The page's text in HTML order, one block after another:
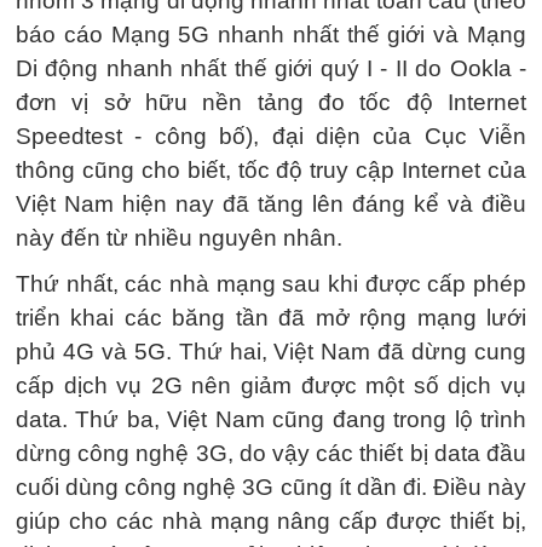
báo cáo Mạng 5G nhanh nhất thế giới và Mạng
Di động nhanh nhất thế giới quý I - II do Ookla -
đơn vị sở hữu nền tảng đo tốc độ Internet
Speedtest - công bố), đại diện của Cục Viễn
thông cũng cho biết, tốc độ truy cập Internet của
Việt Nam hiện nay đã tăng lên đáng kể và điều
này đến từ nhiều nguyên nhân.
Thứ nhất, các nhà mạng sau khi được cấp phép
triển khai các băng tần đã mở rộng mạng lưới
phủ 4G và 5G. Thứ hai, Việt Nam đã dừng cung
cấp dịch vụ 2G nên giảm được một số dịch vụ
data. Thứ ba, Việt Nam cũng đang trong lộ trình
dừng công nghệ 3G, do vậy các thiết bị data đầu
cuối dùng công nghệ 3G cũng ít dần đi. Điều này
giúp cho các nhà mạng nâng cấp được thiết bị,